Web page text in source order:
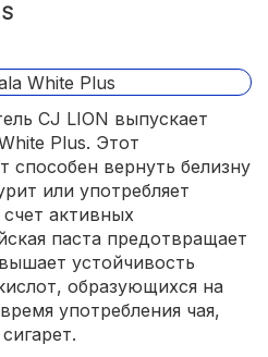
CJ LION выпускает
Plus. Этот
вернуть белизну
или употребляет
счет активных
паста предотвращает
устойчивость
образующихся на
употребления чая,